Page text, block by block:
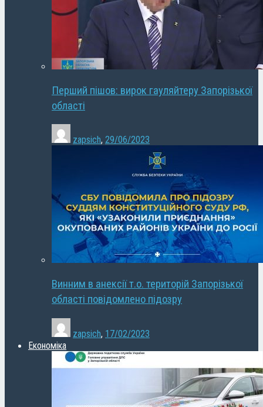
Перший пішов: вирок гауляйтеру Запорізької
області
zapsich, 29/06/2023
Винним в анексії т.о. територій Запорізької
області повідомлено підозру
zapsich, 17/02/2023
Економіка